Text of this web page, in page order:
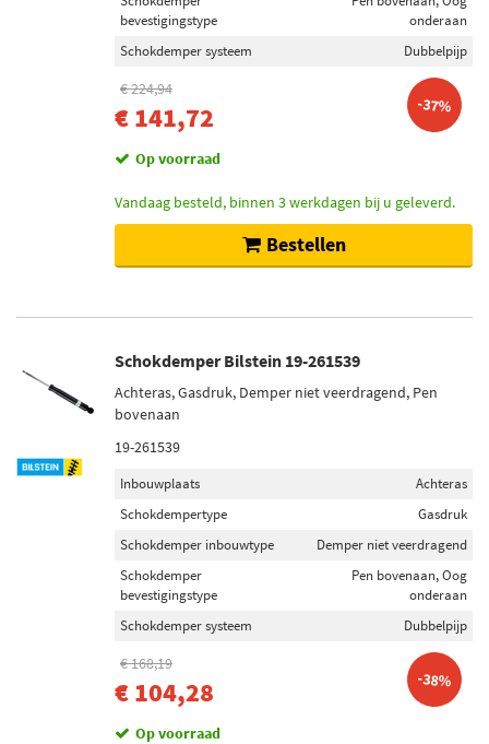
Vooras links (5)
Vooras rechts (5)
Achteras rechts (3)
Vooras (3)
Schokdemper inbouwtype
Veerdragende schokdemper (9)
Demper met aanslagveer (2)
Toon meer
Schokdemper bevestigingstype
Pen bovenaan (36)
Oog onderaan (18)
Vork onderaan (8)
Klem onderaan (2)
Oog bovenaan (1)
Op voorraad (26)
bevestigingstype
onderaan
Schokdemper systeem
Dubbelpijp
€ 224,94
€ 141,72 -37%
Op voorraad
Vandaag besteld, binnen 3 werkdagen bij u geleverd.
Bestellen
Schokdemper Bilstein 19-261539
Achteras, Gasdruk, Demper niet veerdragend, Pen
bovenaan
19-261539
Inbouwplaats
Achteras
Schokdempertype
Gasdruk
Schokdemper inbouwtype
Demper niet veerdragend
Schokdemper
bevestigingstype
Pen bovenaan, Oog
onderaan
Schokdemper systeem
Dubbelpijp
€ 168,19
€ 104,28 -38%
Op voorraad